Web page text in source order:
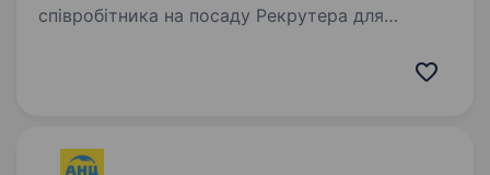
співробітника на посаду Рекрутера для